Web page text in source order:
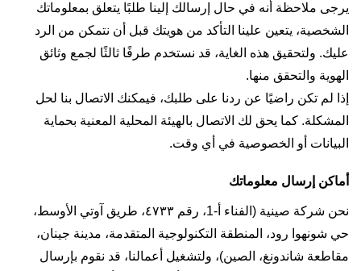
يرجى ملاحظة أنه في حال إرسالك إلينا طلبًا يتعلق بمعلوماتك
الشخصية، يتعين علينا التأكد من هويتك قبل أن نتمكن من الرد
عليك. ولتحقيق هذه الغاية، قد نستخدم طرفًا ثالثًا لجمع وثائق
الهوية والتحقق منها.
إذا لم تكن راضيًا عن ردنا على طلبك، فيمكنك الاتصال بنا لحل
المشكلة. كما يحق لك الاتصال بالهيئة المحلية المعنية بحماية
البيانات أو الخصوصية في أي وقت.
أماكن إرسال معلوماتك
نحن شركة صينية (الفناء أ-1، رقم ٤٧٣٣، طريق آوتي الأوسط،
حي شونهوا رود، المنطقة التكنولوجية المتقدمة، مدينة جينان،
مقاطعة شاندونغ، الصين)، ولتشغيل أعمالنا، قد نقوم بإرسال